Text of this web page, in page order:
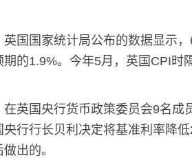
国家统计局公布的数据显示，
期的1.9%。今年5月，英国CPI时
国央行货币政策委员会9名成员
央行行长贝利决定将基准利率降
出的。